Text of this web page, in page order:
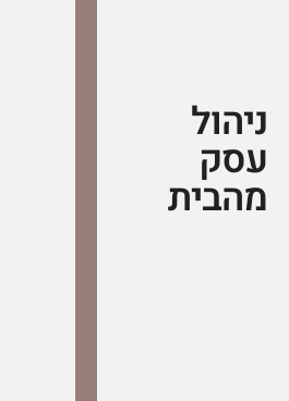
ניהול
עסק
מהבית